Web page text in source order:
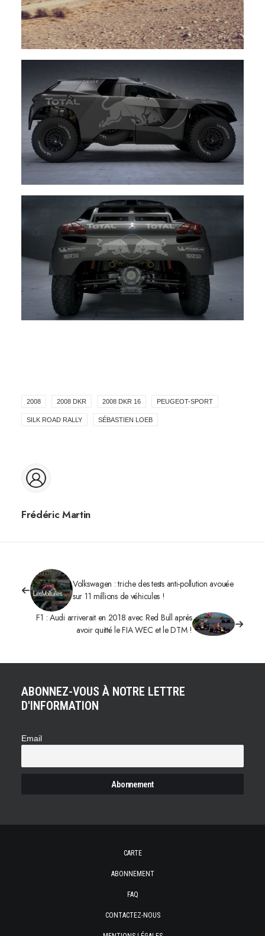
2008 2008 DKR 2008 DKR 16 PEUGEOT-SPORT
SILK ROAD RALLY SÉBASTIEN LOEB
Frédéric Martin
Volkswagen : triche des tests anti-pollution avouée
sur 11 millions de véhicules !
F1 : Audi arriverait en 2018 avec Red Bull après
avoir quitté le FIA WEC et le DTM !
ABONNEZ-VOUS À NOTRE LETTRE
D'INFORMATION
Email
CARTE
ABONNEMENT
FAQ
CONTACTEZ-NOUS